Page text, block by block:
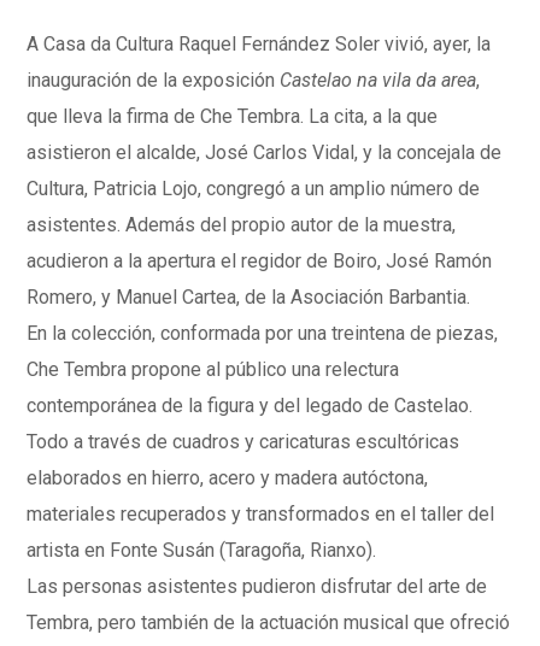
A Casa da Cultura Raquel FernándezSoler vivió, ayer, la
inauguración de la exposición Castelao na vila da area,
que lleva la firma de CheTembra. La cita, a la que
asistieron el alcalde, José Carlos Vidal, y la concejala de
Cultura, Patricia Lojo, congregó a un amplio número de
asistentes. Además del propio autor de la muestra,
acudieron a la apertura el regidor de Boiro, José Ramón
Romero, y ManuelCartea, de la Asociación Barbantia.
En la colección, conformada por una treintena de piezas,
CheTembra propone al público unarelectura
contemporánea de la figura y del legado de Castelao.
Todo a través de cuadros y caricaturas escultóricas
elaborados en hierro, acero y madera autóctona,
materiales recuperados y transformados en el taller del
artista en FonteSusán (Taragoña, Rianxo).
Las personas asistentes pudieron disfrutar del arte de
Tembra, pero también de la actuación musical que ofreció